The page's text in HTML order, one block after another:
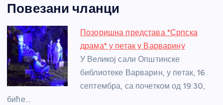
c
e
b
o
o
k
ss
e
n
g
er
itt
er
er at
s
A
p
p
a
g
e
e
st
e
Повезани чланци
Позоришна представа "Српска
драма" у петак у Варварину
У Великој сали Општинске
библиотеке Варварин, у петак, 16.
септембра, са почетком од 19:30,
биће…